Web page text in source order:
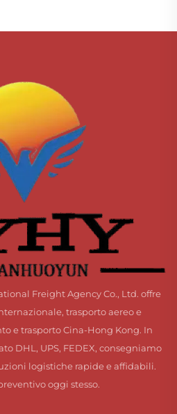
Freight Agency Co., Ltd. offre
trasporto aereo e
e trasporto Cina-Hong Kong. In
DHL, UPS, FEDEX, consegniamo
logistiche rapide e affidabili.
oggi stesso.